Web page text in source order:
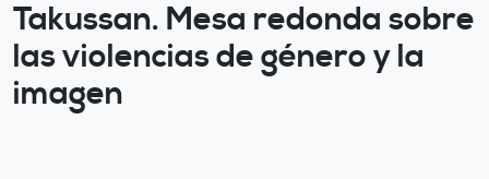
Takussan. Mesa redonda sobre
las violencias de género y la
imagen